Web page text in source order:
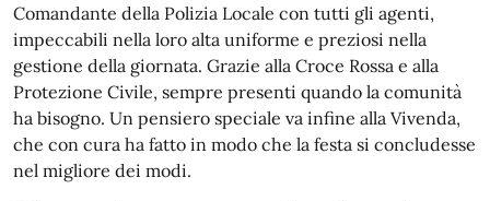
Comandante della Polizia Locale con tutti gli agenti,
impeccabili nella loro alta uniforme e preziosi nella
gestione della giornata. Grazie alla Croce Rossa e alla
Protezione Civile, sempre presenti quando la comunità
ha bisogno. Un pensiero speciale va infine alla Vivenda,
che con cura ha fatto in modo che la festa si concludesse
nel migliore dei modi.